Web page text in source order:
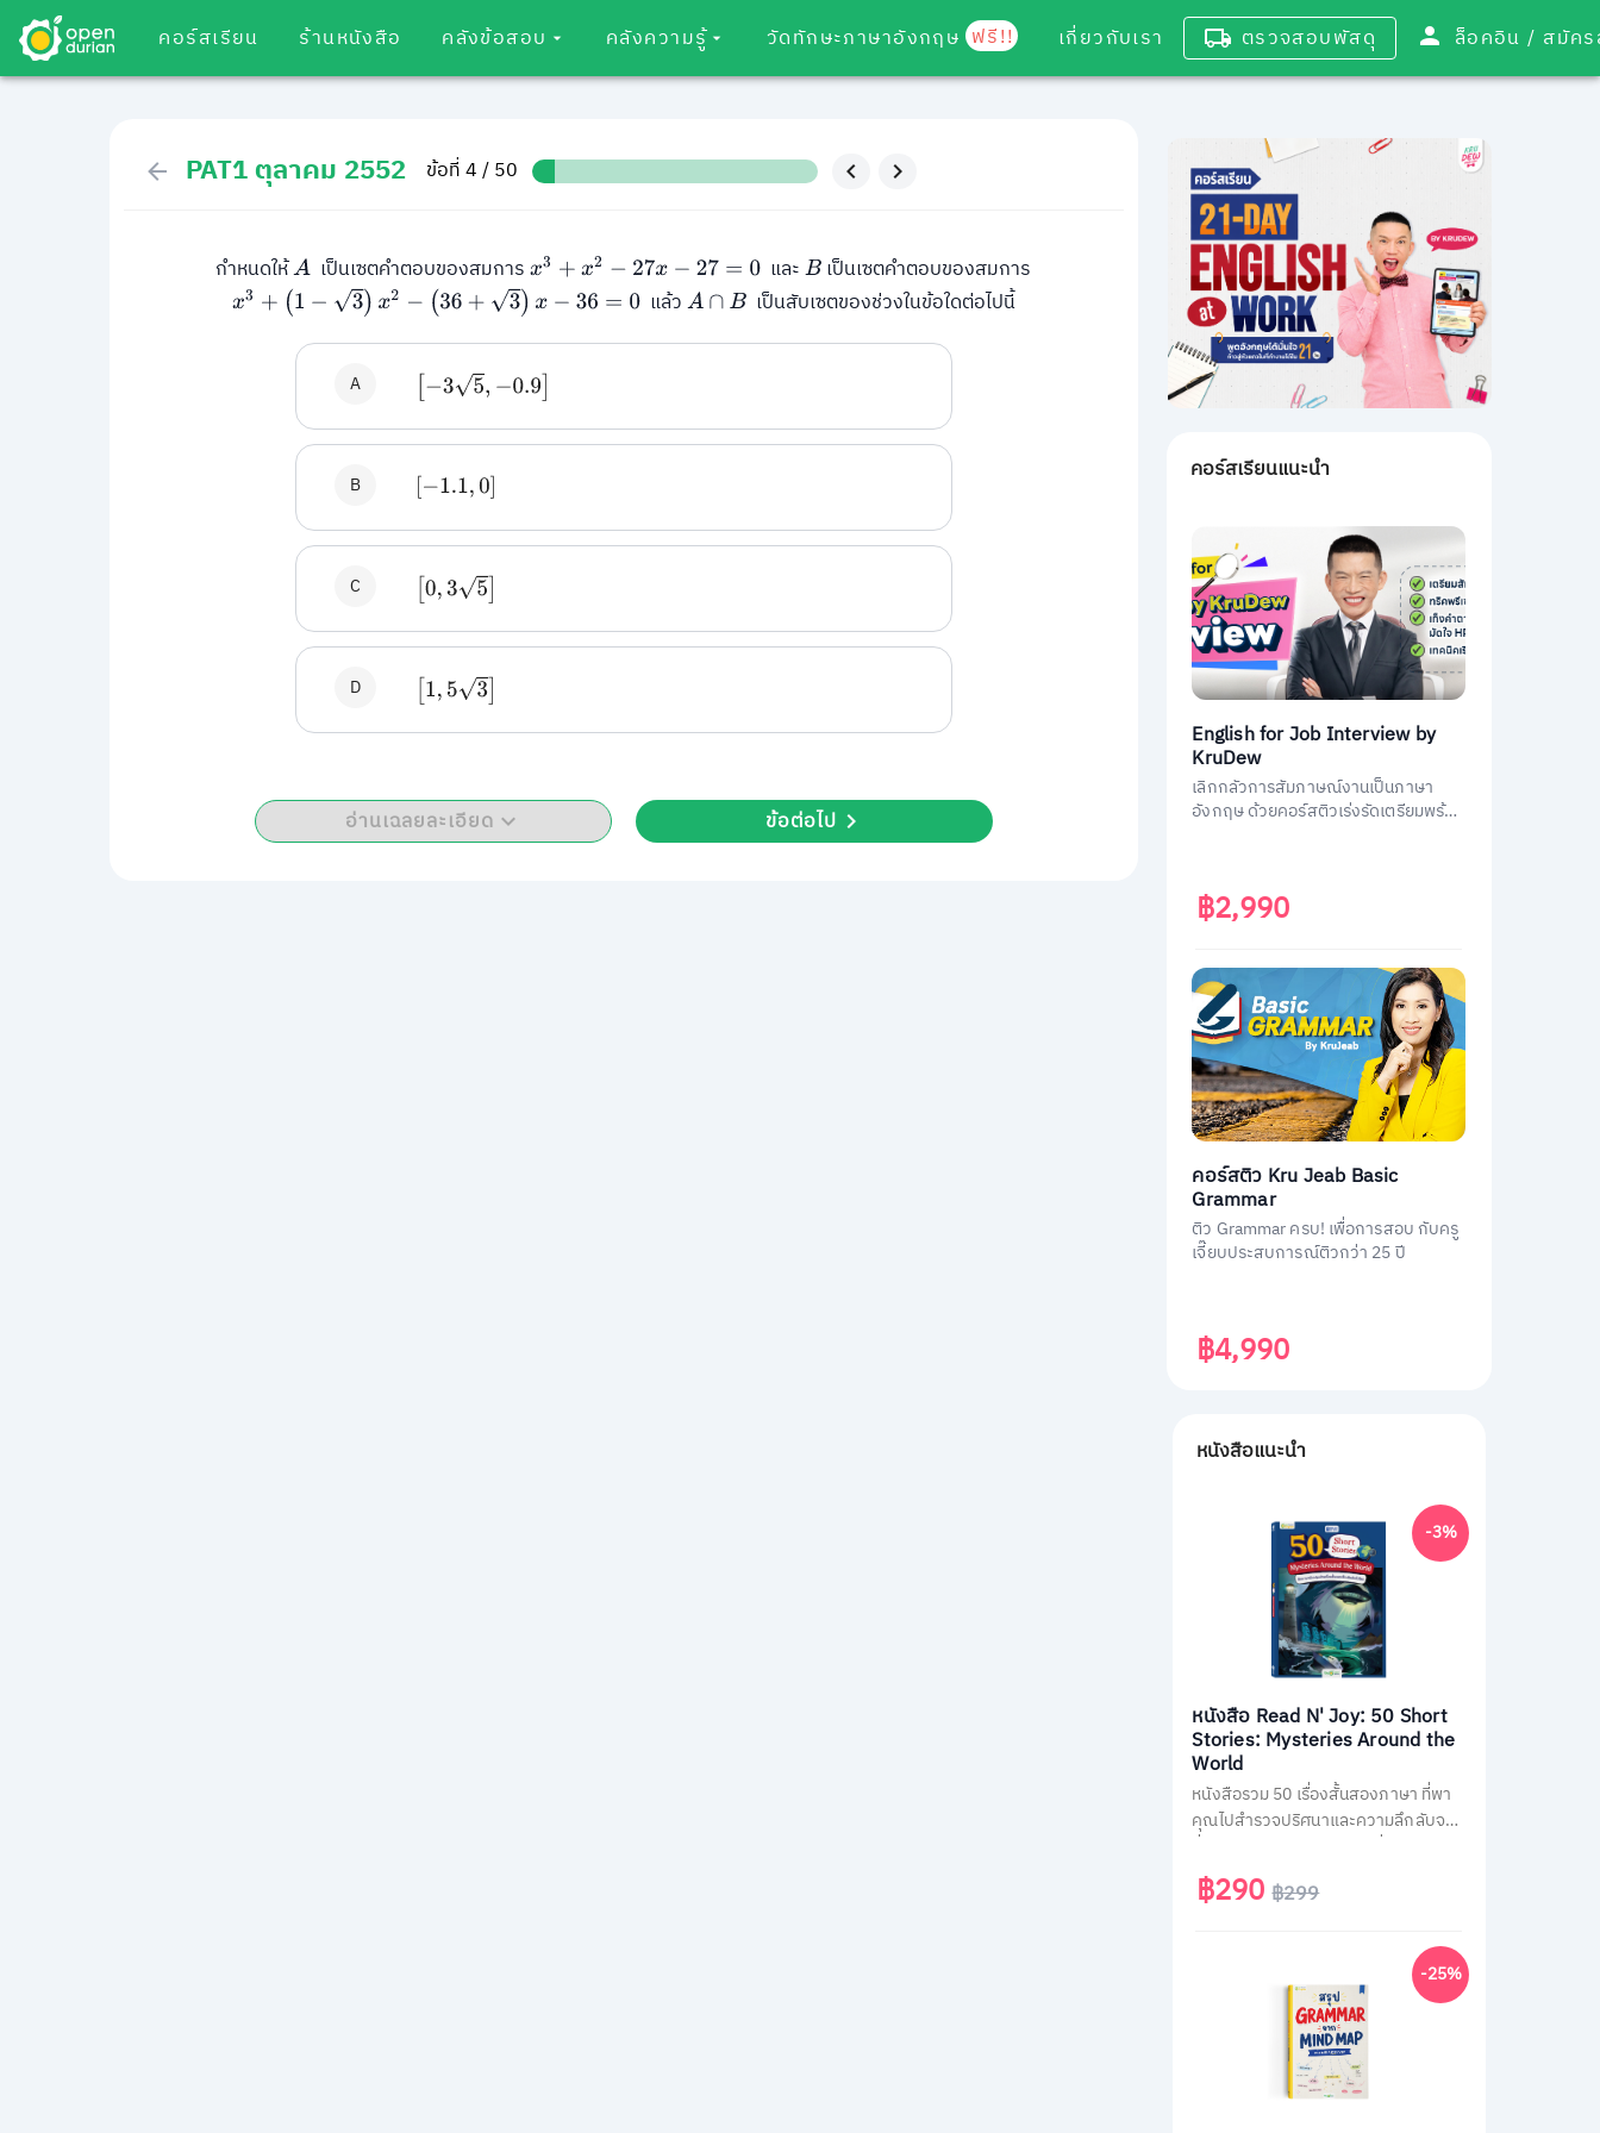
คอร์สเรียน ร้านหนังสือ คลังข้อสอบ คลังความรู้ วัดทักษะภาษาอังกฤษ ฟรี!! เกี่ยวกับเรา ตรวจสอบพัสดุ ล็อคอิน /
PAT1 ตุลาคม 2552 ข้อที่ 4 / 50
กำหนดให้Aเป็นเซตคำตอบของสมการx3 +x2−27x −27=0 และB เป็นเซตคำตอบของสมการ
x3 +(1 −3 )x2 −(36 +3 x− 36=0 แล้วA∩B เป็นสับเซตของช่วงในข้อใดต่อไปนี้
A −35,−0.9]
B −1.1,0]
C 0,35]
D 1,53]
อ่านเฉลยละเอียด ข้อต่อไป
คอร์สเรียนแนะนำ
English for Job Interview by
KruDew
เลิกกลัวการสัมภาษณ์งานเป็นภาษา
อังกฤษ ด้วยคอร์สติวเร่งรัดเตรียมพร้อม
฿2,990
คอร์สติว Kru Jeab Basic
Grammar
ติว Grammar ครบ! เพื่อการสอบ กับครู
เจี๊ยบประสบการณ์ติวกว่า 25 ปี
฿4,990
หนังสือแนะนำ
หนังสือ Read N' Joy: 50 Short
Stories: Mysteries Around the
World
หนังสือรวม 50 เรื่องสั้นสองภาษา ที่พา
คุณไปสำรวจปริศนาและความลึกลับจาก
และสามเหลี่ยมเบอร์มิวด้า อ่านง่าย จบใน
หน้าเดียว พร้อม QR Code ฟังเสียง
1,500 คำ ช่วยพัฒนาทักษะอ่าน-ฟัง
ภาษาอังกฤษได้อย่างสนุกสนาน เหมาะ
สำหรับผู้ที่ชอบเรื่องลึกลับและต้องการ
ฝึกภาษาในเวลาเดียวกัน
-3%
฿290฿299
-25%